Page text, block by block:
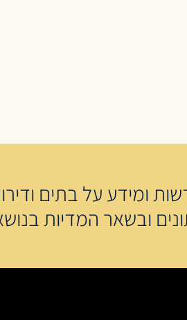
ומידע על בתים
ובשאר המדיות